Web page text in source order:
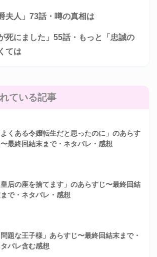
夫人」73話・噂の真相は
死にました」55話・もっと「忠誠の
ては
ている記事
よくある令嬢転生だと思ったのに」のあらす
〜最終回結末まで・ネタバレ・感想
皇后の座を捨てます」のあらすじ〜最終回結
で・ネタバレ・感想
問題な王子様」あらすじ〜最終回結末まで・
バレ含む感想